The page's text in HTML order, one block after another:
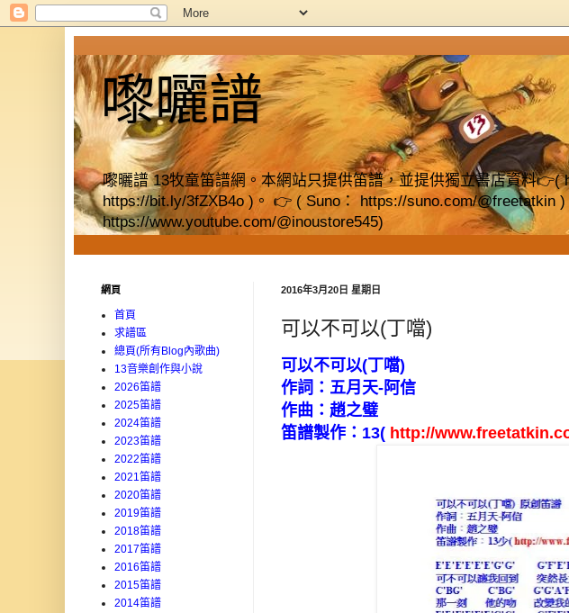
嚟曬譜
嚟曬譜 13牧童笛譜網。本網站只提供笛譜，並提供獨立書店資料
https://bit.ly/3fZXB4o )。 👉 ( Suno： https://suno.com/@freetatkin
https://www.youtube.com/@inoustore545)
2016年3月20日 星期日
可以不可以(丁噹)
可以不可以(丁噹)
作詞：五月天-阿信
作曲：趙之璧
笛譜製作： 13( http://
網頁
首頁
求譜區
總頁(所有Blog內歌曲)
13音樂創作與小說
2026笛譜
2025笛譜
2024笛譜
2023笛譜
2022笛譜
2021笛譜
2020笛譜
2019笛譜
2018笛譜
2017笛譜
2016笛譜
2015笛譜
2014笛譜